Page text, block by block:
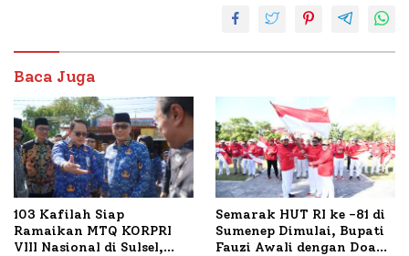
Baca Juga
103 Kafilah Siap
Ramaikan MTQ KORPRI
VIII Nasional di Sulsel,
Semarak HUT RI ke -81 di
Sumenep Dimulai, Bupati
Fauzi Awali dengan Doa